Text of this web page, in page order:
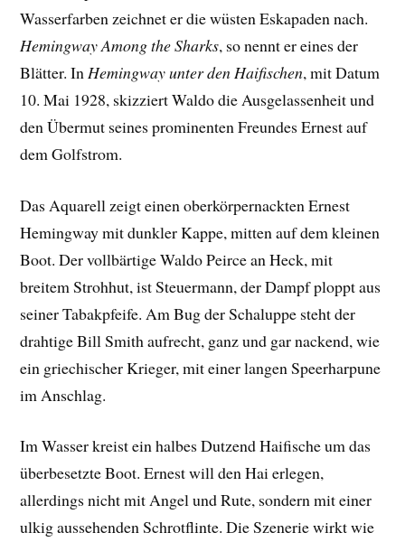
Wasserfarben zeichnet er die wüsten Eskapaden nach.
Hemingway Among the Sharks, so nennt er eines der
Blätter. InHemingway unter den Haifischen, mit Datum
10. Mai 1928, skizziert Waldo die Ausgelassenheit und
den Übermut seines prominenten Freundes Ernest auf
dem Golfstrom.
Das Aquarell zeigt einen oberkörpernackten Ernest
Hemingway mit dunkler Kappe, mitten auf dem kleinen
Boot. Der vollbärtige Waldo Peirce an Heck, mit
breitem Strohhut, ist Steuermann, der Dampf ploppt aus
seiner Tabakpfeife. Am Bug der Schaluppe steht der
drahtige Bill Smith aufrecht, ganz und gar nackend, wie
ein griechischer Krieger, mit einer langen Speerharpune
im Anschlag.
Im Wasser kreist ein halbes Dutzend Haifische um das
überbesetzte Boot. Ernest will den Hai erlegen,
allerdings nicht mit Angel und Rute, sondern mit einer
ulkig aussehenden Schrotflinte. Die Szenerie wirkt wie